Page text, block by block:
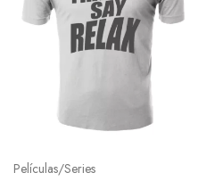
Películas/Series